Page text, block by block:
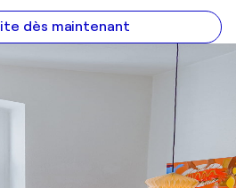
dès maintenant